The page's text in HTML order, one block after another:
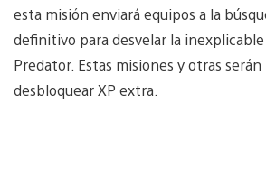
esta misión enviará equipos a la
definitivo para desvelar la
Predator. Estas misiones y otras serán
desbloquear XP extra.